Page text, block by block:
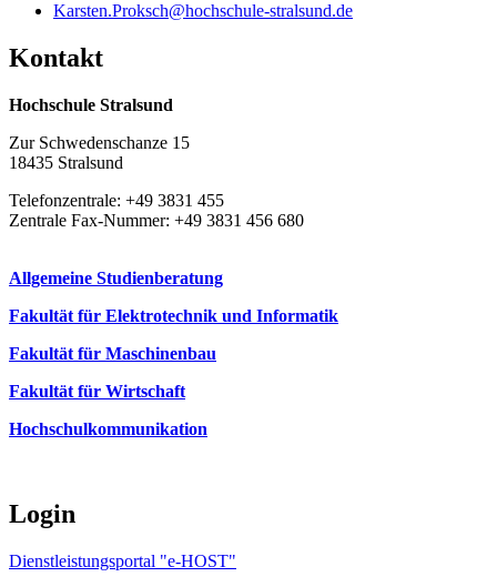
Karsten.Proksch@hochschule-stralsund.de
Kon­takt
Hochschule Stralsund
Zur Schwedenschanze 15
18435 Stralsund
Telefonzentrale: +49 3831 455
Zentrale Fax-Nummer: +49 3831 456 680
Allgemeine Studienberatung
Fakultät für Elektrotechnik und Informatik
Fakultät für Maschinenbau
Fakultät für Wirtschaft
Hochschulkommunikation
Login
Dienstleistungsportal "e-HOST"